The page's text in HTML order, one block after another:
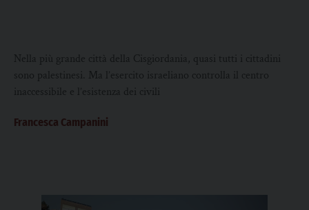
Nella più grande città della Cisgiordania, quasi tutti i cittadini
sono palestinesi. Ma l’esercito israeliano controlla il centro
inaccessibile e l’esistenza dei civili
Francesca Campanini